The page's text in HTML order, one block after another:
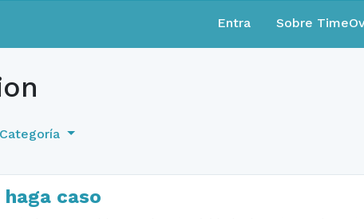
Entra Sobre
Categoría
caso